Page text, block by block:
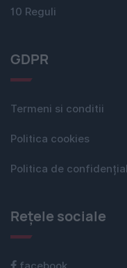
10 Reguli
GDPR
Termeni si conditii
Politica cookies
Politica de
Rețele sociale